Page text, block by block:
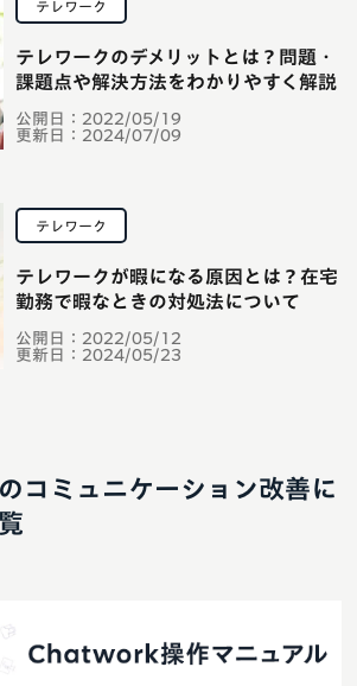
テレワーク
公開日： 2022/05/19
更新日： 2024/07/09
テレワークのデメリットとは？問題・
課題点や解決方法をわかりやすく解説
テレワーク
公開日： 2022/05/12
更新日： 2024/05/23
テレワークが暇になる原因とは？在宅
勤務で暇なときの対処法について
コミュニケーション改善に